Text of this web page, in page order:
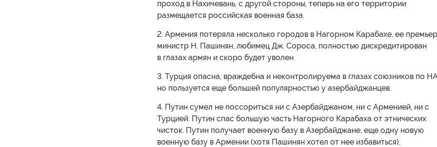
проход в Нахичевань, с другой стороны, теперь на его территории
размещается российская военная база.
2. Армения потеряла несколько городов в Нагорном Карабахе, ее
министр Н. Пашинян, любимец Дж. Сороса, полностью дискредитирован
в глазах армян и скоро будет уволен.
3. Турция опасна, враждебна и неконтролируема в глазах союзников по
но пользуется еще большей популярностью у азербайджанцев.
4. Путин сумел не поссориться ни с Азербайджаном, ни с Арменией, ни с
Турцией. Путин спас большую часть Нагорного Карабаха от этнических
чисток. Путин получает военную базу в Азербайджане, еще одну новую
военную базу в Армении (хотя Пашинян хотел от нее избавиться),